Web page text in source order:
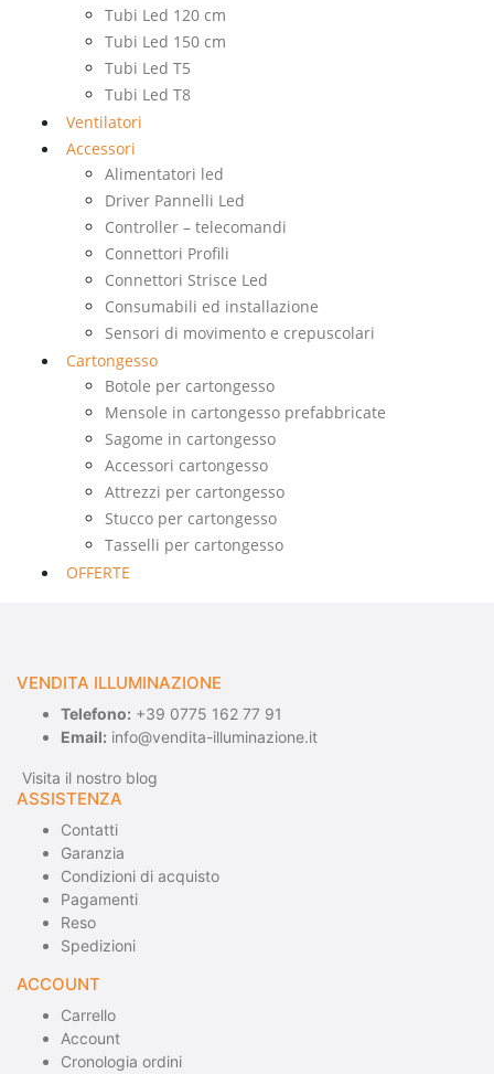
Tubi Led 120 cm
Tubi Led 150 cm
Tubi Led T5
Tubi Led T8
Ventilatori
Accessori
Alimentatori led
Driver Pannelli Led
Controller – telecomandi
Connettori Profili
Connettori Strisce Led
Consumabili ed installazione
Sensori di movimento e crepuscolari
Cartongesso
Botole per cartongesso
Mensole in cartongesso prefabbricate
Sagome in cartongesso
Accessori cartongesso
Attrezzi per cartongesso
Stucco per cartongesso
Tasselli per cartongesso
OFFERTE
VENDITA ILLUMINAZIONE
Telefono: +39 0775 162 77 91
Email: info@vendita-illuminazione.it
Visita il nostro blog
ASSISTENZA
Contatti
Garanzia
Condizioni di acquisto
Pagamenti
Reso
Spedizioni
ACCOUNT
Carrello
Account
Cronologia ordini